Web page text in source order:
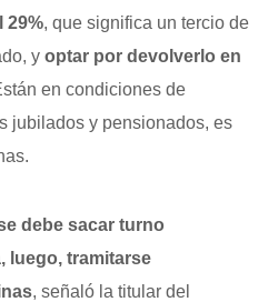
29%, que significa un tercio de
y optar por devolverlo en
en condiciones de
jubilados y pensionados, es
debe sacar turno
luego, tramitarse
, señaló la titular del